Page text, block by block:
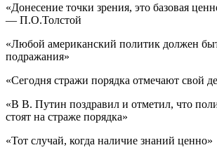
«Донесение точки зрения, это базовая
— П.О.Толстой
«Любой американский политик должен
подражания»
«Сегодня стражи порядка отмечают свой
«В В. Путин поздравил и отметил, что
стоят на страже порядка»
«Тот случай, когда наличие знаний ценно»